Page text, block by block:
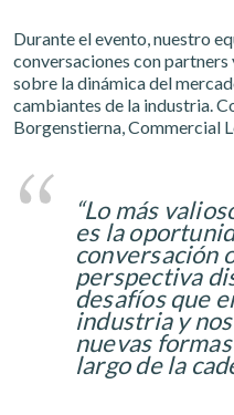
Durante el evento, nuestro
conversaciones con
sobre la dinámica del
cambiantes de la industria.
Borgenstierna, Commercial
“Lo más
es la
conversación
perspectiva
desafíos que
industria y
nuevas
largo de la